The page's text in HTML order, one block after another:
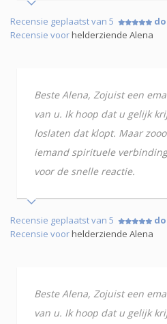
Recensie geplaatst van 5
Recensie voorhelderziende Alena
Beste Alena, Zojuist een
van u. Ik hoop dat u gelijk
loslaten dat klopt. Maar
iemand spirituele
voor de snelle reactie.
Recensie geplaatst van 5
Recensie voorhelderziende Alena
Beste Alena, Zojuist een
van u. Ik hoop dat u gelijk